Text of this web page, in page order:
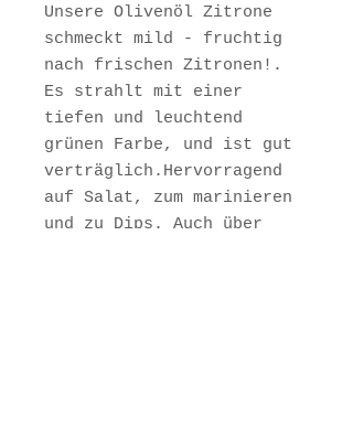
Unsere Olivenöl Zitrone
schmeckt mild - fruchtig
nach frischen Zitronen!.
Es strahlt mit einer
tiefen und leuchtend
grünen Farbe, und ist gut
verträglich.Hervorragend
auf Salat, zum marinieren
und zu Dips. Auch über